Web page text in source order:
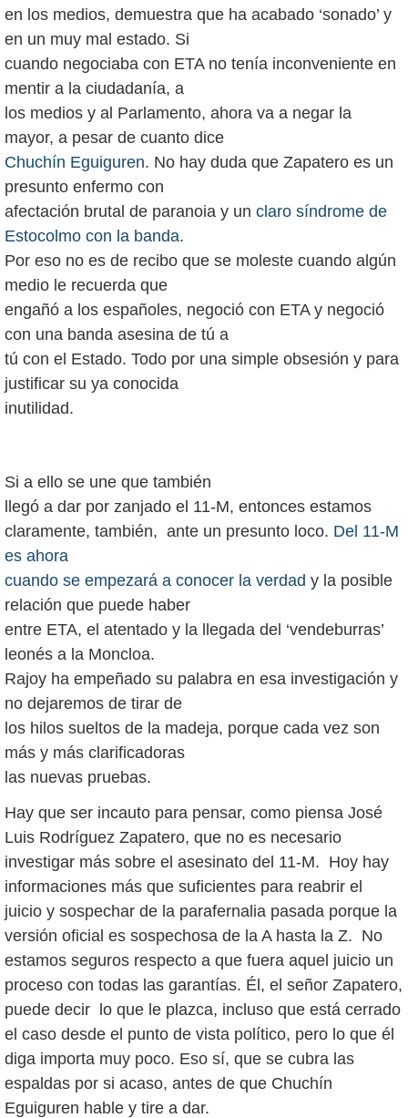
en los medios, demuestra que ha acabado ‘sonado’ y
en un muy mal estado. Si
cuando negociaba con ETA no tenía inconveniente en
mentir a la ciudadanía, a
los medios y al Parlamento, ahora va a negar la
Chuchín Eguiguren. No hay duda que Zapatero es un
presunto enfermo con
afectación brutal de paranoia y un claro síndrome de
Estocolmo con la banda.
Por eso no es de recibo que se moleste cuando algún
medio le recuerda que
engañó a los españoles, negoció con ETA y negoció
con una banda asesina de tú a
tú con el Estado. Todo por una simple obsesión y para
justificar su ya conocida
inutilidad.
Si a ello se une que también
llegó a dar por zanjado el 11-M, entonces estamos
claramente, también, ante un presunto loco. Del 11-M
es ahora
cuando se empezará a conocer la verdad y la posible
relación que puede haber
entre ETA, el atentado y la llegada del ‘vendeburras’
leonés a la Moncloa.
Rajoy ha empeñado su palabra en esa investigación y
no dejaremos de tirar de
los hilos sueltos de la madeja, porque cada vez son
más y más clarificadoras
las nuevas pruebas.
Hay que ser incauto para pensar, como piensa José
Luis Rodríguez Zapatero, que no es necesario
investigar más sobre el asesinato del 11-M. Hoy hay
informaciones más que suficientes para reabrir el
juicio y sospechar de la parafernalia pasada porque la
versión oficial es sospechosa de la A hasta la Z. No
estamos seguros respecto a que fuera aquel juicio un
proceso con todas las garantías. Él, el señor Zapatero,
puede decir lo que le plazca, incluso que está cerrado
el caso desde el punto de vista político, pero lo que él
diga importa muy poco. Eso sí, que se cubra las
espaldas por si acaso, antes de que Chuchín
Eguiguren hable y tire a dar.